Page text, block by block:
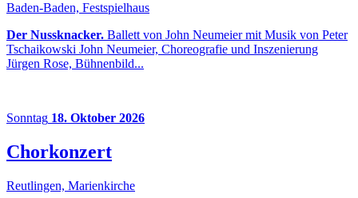
Baden-Baden, Festspielhaus
Der Nussknacker. Ballett von John Neumeier mit Musik von Peter
Tschaikowski John Neumeier, Choreografie und Inszenierung
Jürgen Rose, Bühnenbild...
Sonntag 18. Oktober 2026
Chorkonzert
Reutlingen, Marienkirche